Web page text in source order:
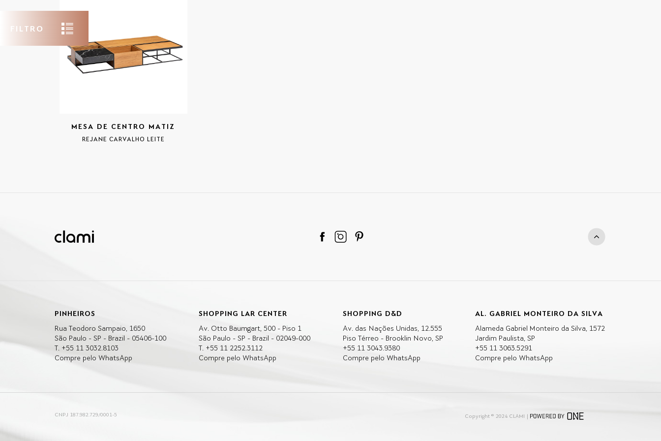
FILTRO
MESA DE CENTRO MATIZ
REJANE CARVALHO LEITE
PINHEIROS
Rua Teodoro Sampaio, 1650
São Paulo - SP - Brazil - 05406-100
T. +55 11 3032.8103
Compre pelo WhatsApp
SHOPPING LAR CENTER
Av. Otto Baumgart, 500 - Piso 1
São Paulo - SP - Brazil - 02049-000
T. +55 11 2252.3112
Compre pelo WhatsApp
SHOPPING D&D
Av. das Nações Unidas, 12.555
Piso Térreo - Brooklin Novo, SP
+55 11 3043.9380
Compre pelo WhatsApp
AL. GABRIEL MONTEIRO DA SILVA
Alameda Gabriel Monteiro da Silva, 1572
Jardim Paulista, SP
+55 11 3063.5291
Compre pelo WhatsApp
CNPJ 187.982.729/0001-5 Copyright ® 2024 CLAMI |